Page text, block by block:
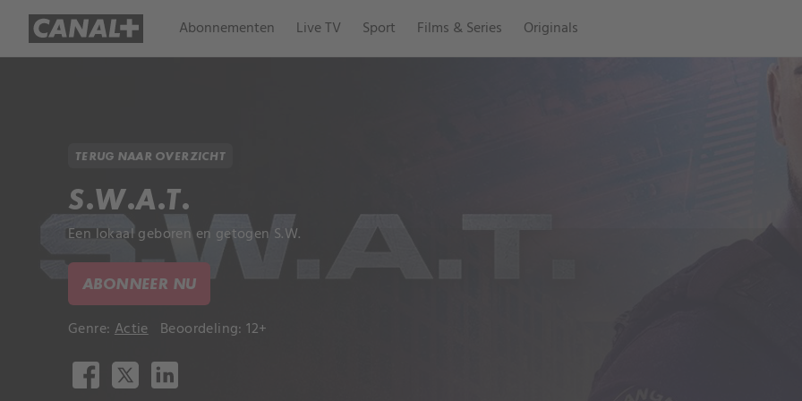
Abonnementen Live TV Sport Films & Series Originals
TERUG NAAR OVERZICHT
S.W.A.T.
Een lokaal geboren en getogen S.W.
ABONNEER NU
Genre: Actie Beoordeling: 12+